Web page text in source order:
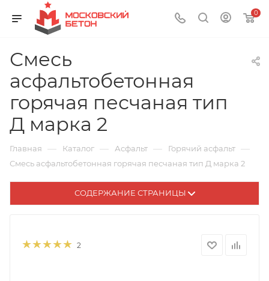
0
Смесь
асфальтобетонная
горячая песчаная тип
Д марка 2
Главная — Каталог — Асфальт — Горячий асфальт —
Смесь асфальтобетонная горячая песчаная тип Д марка 2
СОДЕРЖАНИЕ СТРАНИЦЫ
2